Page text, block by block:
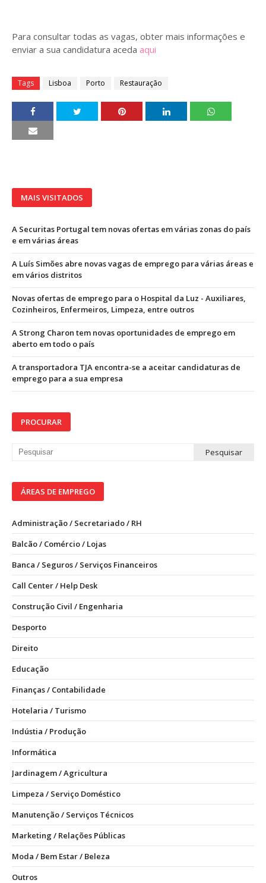
Para consultar todas as vagas, obter mais informações e
enviar a sua candidatura aceda aqui
Tags Lisboa Porto Restauração
MAIS VISITADOS
A Securitas Portugal tem novas ofertas em várias zonas do país
e em várias áreas
A Luís Simões abre novas vagas de emprego para várias áreas e
em vários distritos
Novas ofertas de emprego para o Hospital da Luz - Auxiliares,
Cozinheiros, Enfermeiros, Limpeza, entre outros
A Strong Charon tem novas oportunidades de emprego em
aberto em todo o país
A transportadora TJA encontra-se a aceitar candidaturas de
emprego para a sua empresa
PROCURAR
ÁREAS DE EMPREGO
Administração / Secretariado / RH
Balcão / Comércio / Lojas
Banca / Seguros / Serviços Financeiros
Call Center / Help Desk
Construção Civil / Engenharia
Desporto
Direito
Educação
Finanças / Contabilidade
Hotelaria / Turismo
Indústia / Produção
Informática
Jardinagem / Agricultura
Limpeza / Serviço Doméstico
Manutenção / Serviços Técnicos
Marketing / Relações Públicas
Moda / Bem Estar / Beleza
Outros